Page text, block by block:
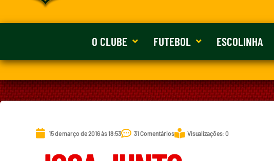
O CLUBE FUTEBOL ESCOLINHA
15 de março de 2016 às 18:53 31 Comentários Visualizações: 0